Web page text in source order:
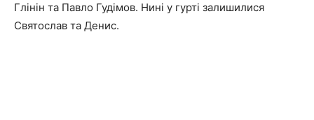
Глінін та Павло Гудімов. Нині у гурті залишилися
Святослав та Денис.